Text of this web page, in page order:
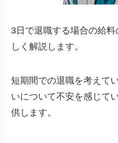
3日で退職する場合の給
しく解説します。
短期間での退職を考えて
いについて不安を感じて
供します。